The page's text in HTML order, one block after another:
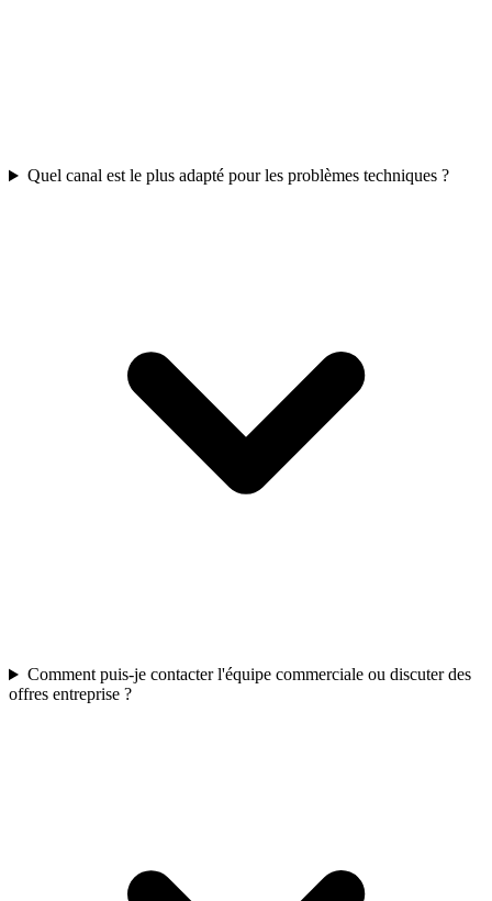
Quel canal est le plus adapté pour les problèmes techniques ?
Comment puis-je contacter l'équipe commerciale ou discuter des
offres entreprise ?